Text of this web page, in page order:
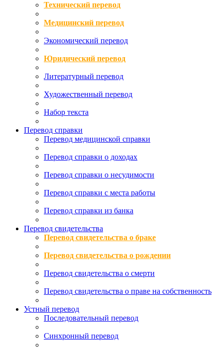
Технический перевод
Медицинский перевод
Экономический перевод
Юридический перевод
Литературный перевод
Художественный перевод
Набор текста
Перевод справки
Перевод медицинской справки
Перевод справки о доходах
Перевод справки о несудимости
Перевод справки с места работы
Перевод справки из банка
Перевод свидетельства
Перевод свидетельства о браке
Перевод свидетельства о рождении
Перевод свидетельства о смерти
Перевод свидетельства о праве на собственность
Устный перевод
Последовательный перевод
Синхронный перевод